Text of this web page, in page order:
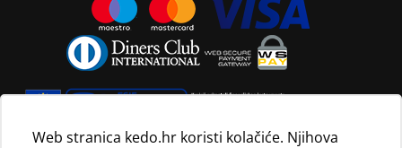
Web stranica kedo.hr koristi kolačiće. Njihova